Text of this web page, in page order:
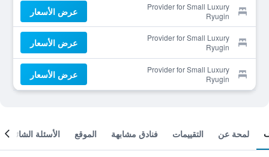
Provider for Small Luxury
Ryugin
عرض الأسعار
Provider for Small Luxury
Ryugin
عرض الأسعار
Provider for Small Luxury
Ryugin
عرض الأسعار
لمحة عن التقييمات فنادق مشابهة الموقع الأسئلة الشائعة